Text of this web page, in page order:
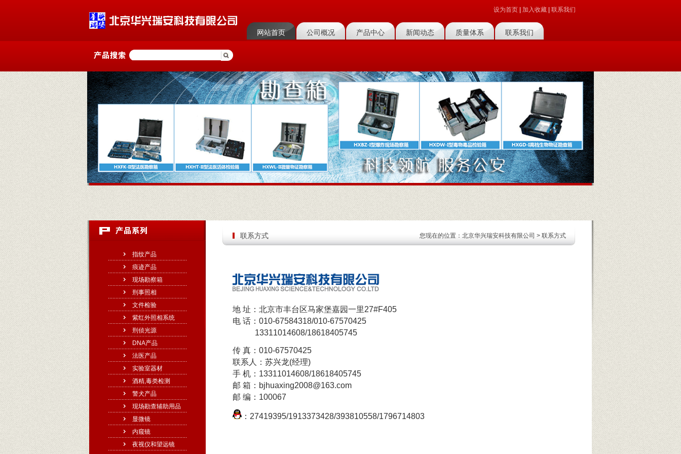
设为首页 加入收藏 联系我们
网站首页 公司概况 产品中心 新闻动态 质量体系 联系我们
指纹产品
痕迹产品
现场勘察箱
刑事照相
文件检验
紫红外照相系统
刑侦光源
DNA产品
法医产品
实验室器材
酒精,毒类检测
警犬产品
现场勘查辅助用品
显微镜
内窥镜
夜视仪和望远镜
联系方式 您现在的位置： 北京华兴瑞安科技有限公司 > 联系方式
地 址：北京市丰台区马家堡嘉园一里27#F405
电 话：010-67584318/010-67570425
13311014608/18618405745
传 真：010-67570425
联系人：苏兴龙(经理)
手 机：13311014608/18618405745
邮 箱： bjhuaxing2008@163.com
邮 编：100067
：27419395/1913373428/393810558/1796714803